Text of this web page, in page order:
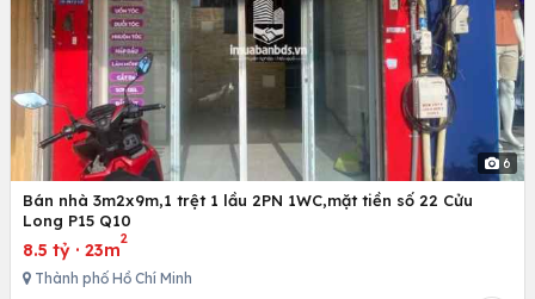
6
Bán nhà 3m2x9m,1 trệt 1 lầu 2PN 1WC,mặt tiền số 22 Cửu
Long P15 Q10
8.5 tỷ · 23m
2
Thành phố Hồ Chí Minh